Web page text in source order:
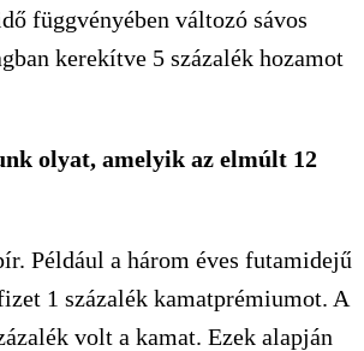
függvényében változó sávos
kerekítve 5 százalék hozamot
olyat, amelyik az elmúlt 12
Például a három éves futamidejű
1 százalék kamatprémiumot. A
volt a kamat. Ezek alapján